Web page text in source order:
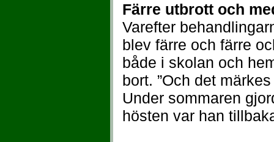
Färre utbrott och
Varefter
blev färre och färre
både i skolan och
bort. ”Och det
Under sommaren
hösten var han